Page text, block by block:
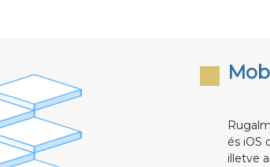
és iOS
illetve